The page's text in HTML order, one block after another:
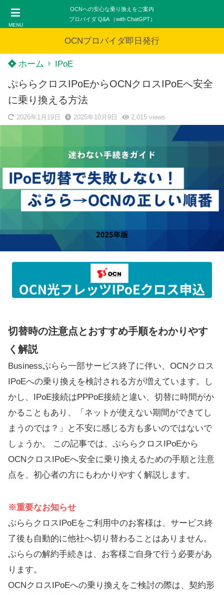
MENU
OCNへの安心な乗り換えをご案内
プロバイダ Q&A （with ChatGPT）
OCNプロバイダ即日発行
ホーム IPoE
ぷららクロスIPoEからOCNクロスIPoEへ安全
に乗り換える方法
2026年1月19日 2025年10月9日 2,015views
切替時の注意点とおすすめ手順をわかりやす
く解説
Businessぷらら一部サービス終了に伴い、OCNクロス
IPoEへの乗り換えを検討される方が増えています。し
かし、IPoE接続はPPPoE接続と違い、切替に時間がか
かることもあり、「ネットが使えない期間ができてし
まうのでは？」と不安に感じる方も多いのではないで
しょうか。 この記事では、ぷららクロスIPoEから
OCNクロスIPoEへ安全に乗り換えるための手順と注意
点を、初心者の方にもわかりやすく解説します。
※重要なお知らせ
ぷららクロスIPoEをご利用中のお客様は、サービス終
了後も自動的に他社へ切り替わることはありません。
ぷららの解約手続きは、お客様ご自身で行う必要があ
ります。
OCNクロスIPoEへの乗り換えをご検討の際は、契約形